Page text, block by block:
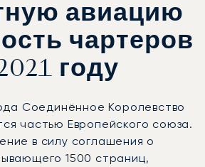
авиацию
чартеров
году
Соединённое Королевство
частью Европейского союза.
в силу соглашения о
1500 страниц,